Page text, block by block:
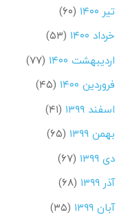
تیر ۱۴۰۰
(۶۰)
خرداد ۱۴۰۰
(۵۳)
اردیبهشت ۱۴۰۰
(۷۷)
فروردین ۱۴۰۰
(۴۵)
اسفند ۱۳۹۹
(۴۱)
بهمن ۱۳۹۹
(۶۵)
دی ۱۳۹۹
(۶۷)
آذر ۱۳۹۹
(۶۸)
آبان ۱۳۹۹
(۳۵)